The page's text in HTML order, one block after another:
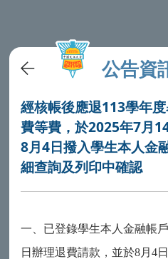
公告資
經核帳後應退113學年
費等費，於2025年7月
8月4日撥入學生本人金
細查詢及列印中確認
一、已登錄學生本人金融帳
日辦理退費請款，並於8月4